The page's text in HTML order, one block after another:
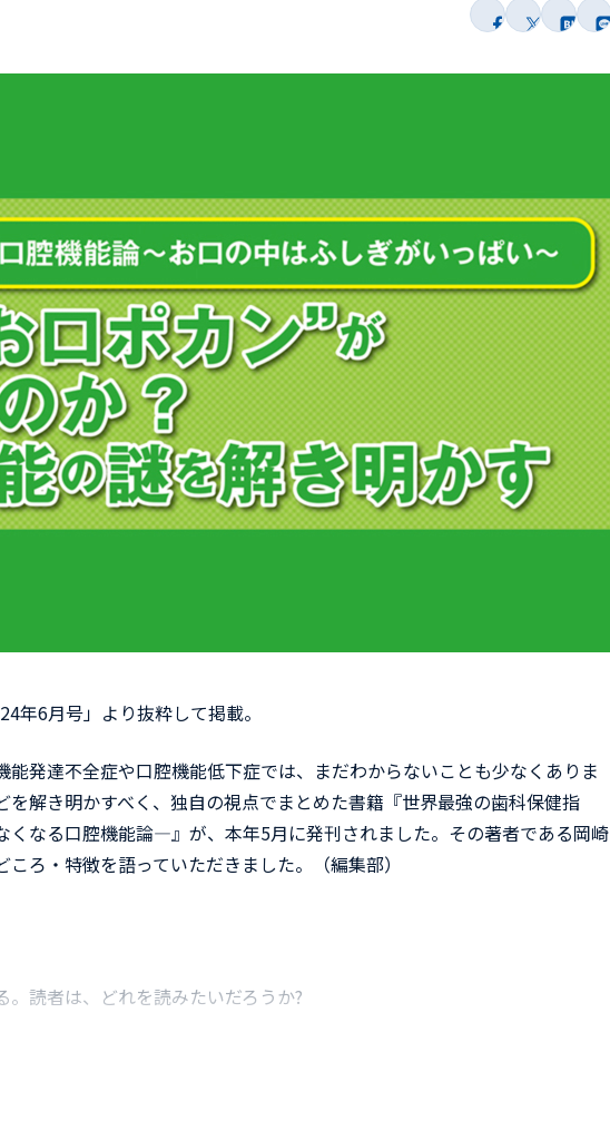
年6月号」より抜粋して掲載。
発達不全症や口腔機能低下症では、まだわからないことも少なくありま
解き明かすべく、独自の視点でまとめた書籍『世界最強の歯科保健指
なる口腔機能論―』が、本年5月に発刊されました。その著者である岡崎
ろ・特徴を語っていただきました。（編集部）
読者は、どれを読みたいだろうか?